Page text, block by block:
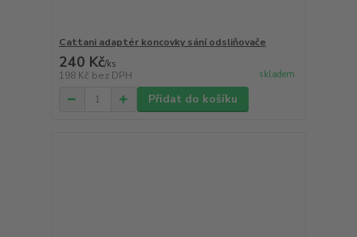
Cattani adaptér koncovky sání odsliňovače
240 Kč/ks
198 Kč bez DPH skladem
Přidat do košíku